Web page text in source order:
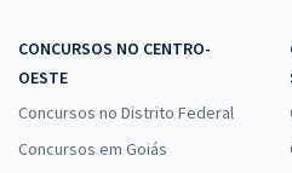
Conhecimentos Específicos para o
Pedagogia
R$ 223,84
CONCURSOS NO CENTRO-
OESTE
Concursos no Distrito Federal
Concursos em Goiás